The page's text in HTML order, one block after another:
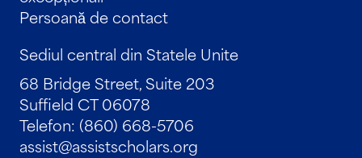
Persoană de contact
Sediul central din Statele Unite
68 Bridge Street, Suite 203
Suffield CT 06078
Telefon: (860) 668-5706
assist@assistscholars.org